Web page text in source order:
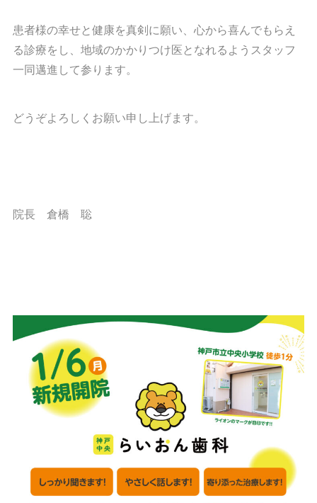
患者様の幸せと健康を真剣に願い、心から喜んでもらえ
る診療をし、地域のかかりつけ医となれるようスタッフ
一同邁進して参ります。
どうぞよろしくお願い申し上げます。
院長 倉橋 聡